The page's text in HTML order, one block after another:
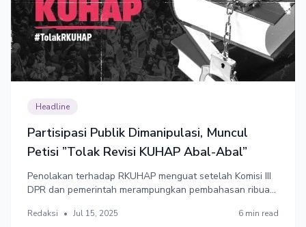
Headline
Partisipasi Publik Dimanipulasi, Muncul
Petisi ”Tolak Revisi KUHAP Abal-Abal”
Penolakan terhadap RKUHAP menguat setelah Komisi III
DPR dan pemerintah merampungkan pembahasan ribuan
hari. Alih-alih memperbaiki kelemahan fundamental
Redaksi • Jul 15, 2025 6 min read